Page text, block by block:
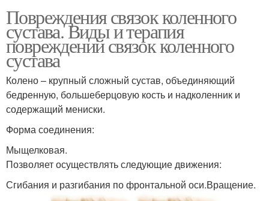
Повреждения связок коленного
сустава. Виды и терапия
повреждений связок коленного
сустава
Колено – крупный сложный сустав, объединяющий
бедренную, большеберцовую кость и надколенник и
содержащий мениски.
Форма соединения:
Мыщелковая.
Позволяет осуществлять следующие движения:
Сгибания и разгибания по фронтальной оси.Вращение.